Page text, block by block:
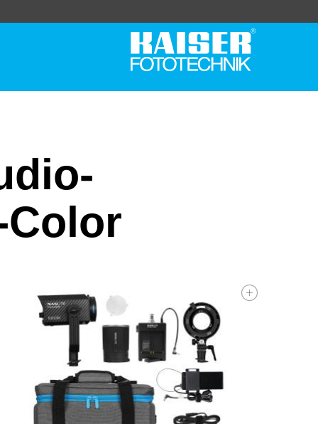
Color